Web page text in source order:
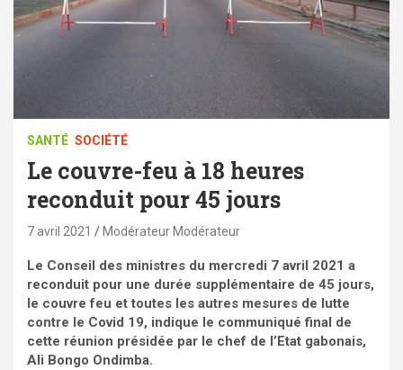
SANTÉ SOCIÉTÉ
Le couvre-feu à 18 heures
reconduit pour 45 jours
7 avril 2021 Modérateur Modérateur
Le Conseil des ministres du mercredi 7 avril 2021 a
reconduit pour une durée supplémentaire de 45 jours,
le couvre feu et toutes les autres mesures de lutte
contre le Covid 19, indique le communiqué final de
cette réunion présidée par le chef de l’Etat gabonais,
Ali Bongo Ondimba.